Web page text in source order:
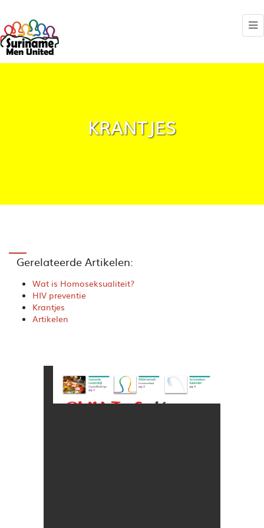
KRANTJES
Gerelateerde Artikelen:
Wat is Homoseksualiteit?
HIV preventie
Krantjes
Artikelen